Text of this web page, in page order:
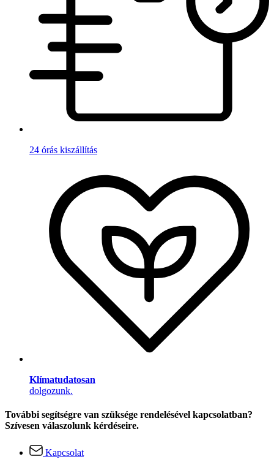
24 órás kiszállítás
Klímatudatosan
dolgozunk.
További segítségre van szüksége rendelésével kapcsolatban?
Szívesen válaszolunk kérdéseire.
Kapcsolat